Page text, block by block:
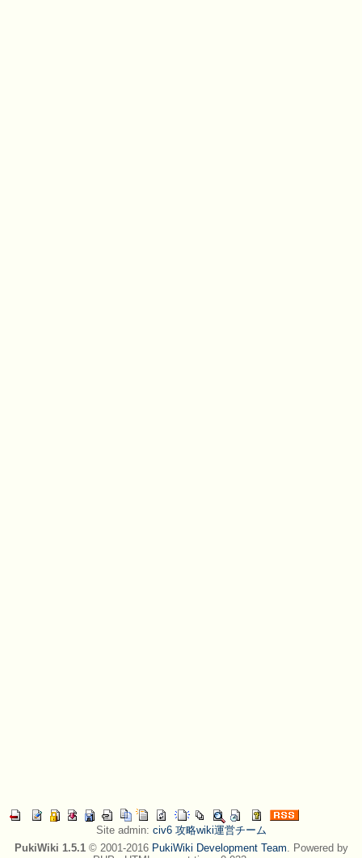
Site admin: civ6 攻略wiki運営チーム
PukiWiki 1.5.1© 2001-2016 PukiWiki Development Team . Powered by